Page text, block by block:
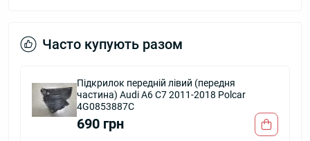
Часто купують разом
Підкрилок передній лівий (передня
частина) Audi A6 C7 2011-2018 Polcar
4G0853887C
690 грн